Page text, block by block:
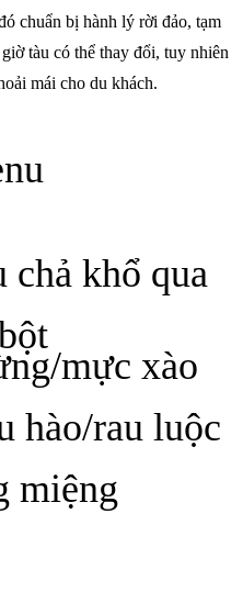
chuẩn bị hành lý rời đảo, tạm
tàu có thể thay đổi, tuy nhiên
mái cho du khách.
chả khổ qua
mực xào
hào/rau luộc
miệng